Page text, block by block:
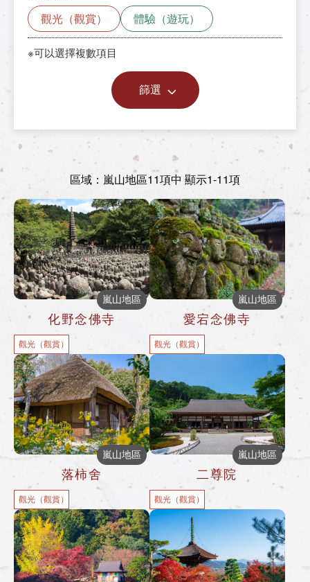
此處預訂票券
觀光（觀賞）
體驗（遊玩）
※可以選擇複數項目
篩選
區域：嵐山地區11項中 顯示1-11項
嵐山地區
化野念佛寺
觀光（觀賞）
嵐山地區
愛宕念佛寺
觀光（觀賞）
嵐山地區
落柿舍
觀光（觀賞）
嵐山地區
二尊院
觀光（觀賞）